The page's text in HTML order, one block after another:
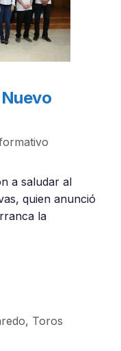
a saludar al
quien anunció
la
, Toros